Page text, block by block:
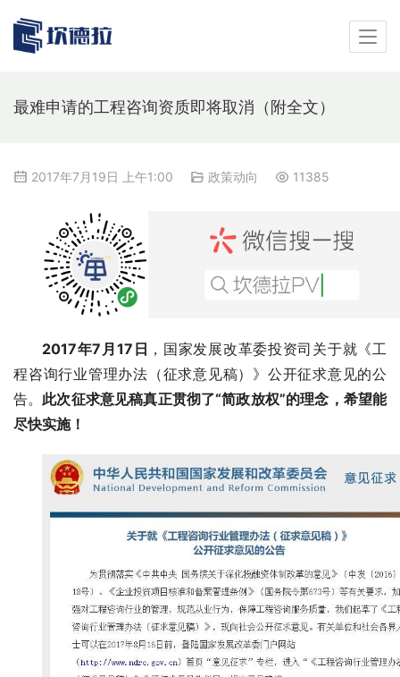
最难申请的工程咨询资质即将取消（附全文）
2017年7月19日 上午1:00 政策动向 11385
2017年7月17日 ，国家发展改革委投资司关于就《工
程咨询行业管理办法（征求意见稿）》公开征求意见的公
告。 此次征求意见稿真正贯彻了“简政放权”的理念，希望能
尽快实施！